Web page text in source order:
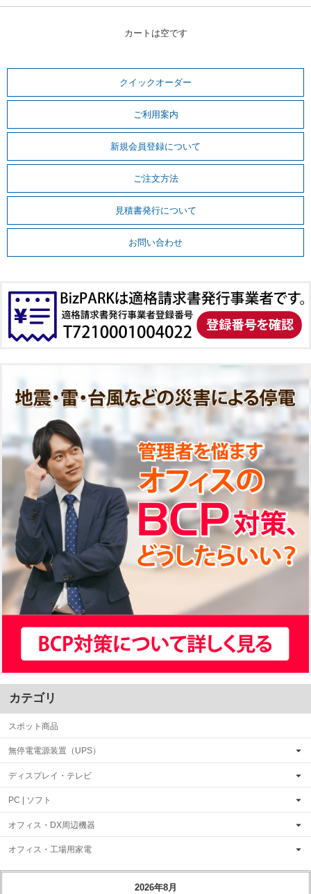
カートは空です
クイックオーダー
ご利用案内
新規会員登録について
ご注文方法
見積書発行について
お問い合わせ
カテゴリ
スポット商品
無停電電源装置（UPS）
ディスプレイ・テレビ
PC | ソフト
オフィス・DX周辺機器
オフィス・工場用家電
2026年8月